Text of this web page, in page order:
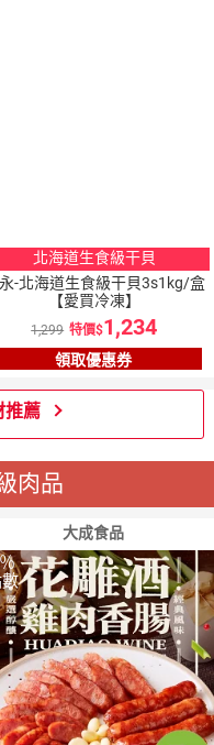
北海道生食級干貝
-北海道生食級干貝3s1kg/盒
【愛買冷凍】
1,299 特價 1,234
領取優惠券
推薦
肉品
大成食品